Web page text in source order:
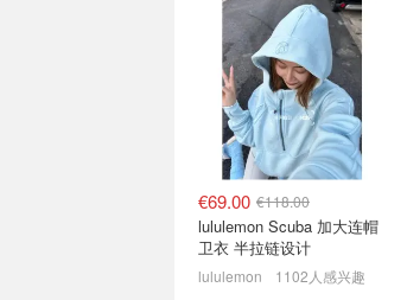
The Outnet超省€50专区💰
捡漏Maje、Sandro、
Toteme等
€69.00 €118.00
lululemon Scuba 加大连帽
卫衣 半拉链设计
lululemon 1102人感兴趣